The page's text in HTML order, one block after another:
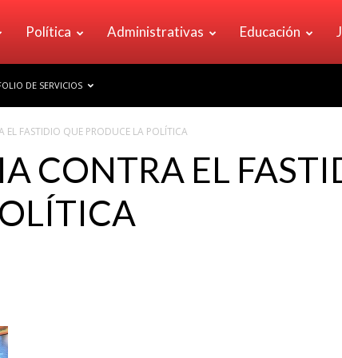
Política Administrativas Educación
DE SERVICIOS
EL FASTIDIO QUE PRODUCE LA POLÍTICA
CONTRA EL